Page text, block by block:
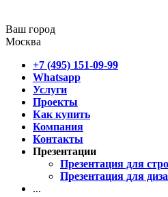
Ваш город
Москва
+7 (495) 151-09-99
Whatsapp
Услуги
Проекты
Как купить
Компания
Контакты
Презентации
Презентация для
Презентация для
...